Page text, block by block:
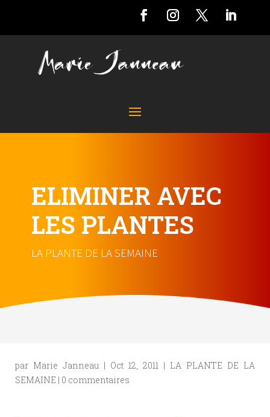
ELIMINER AVEC
LES PLANTES
LA PLANTE DE LA SEMAINE
par Marie Janneau | Oct 12, 2011 | LA PLANTE DE LA
SEMAINE | 0 commentaires